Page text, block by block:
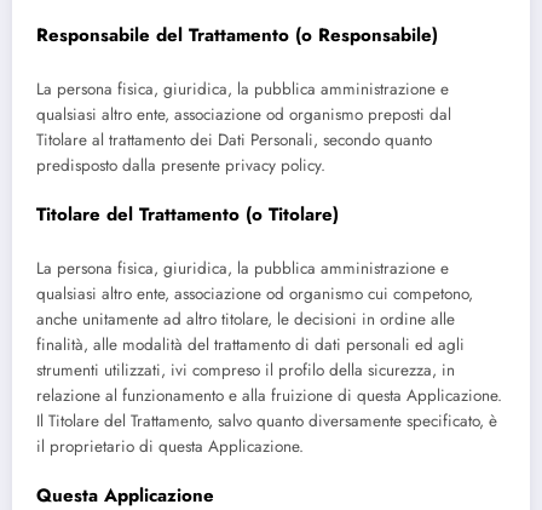
Responsabile del Trattamento (o Responsabile)
La persona fisica, giuridica, la pubblica amministrazione e
qualsiasi altro ente, associazione od organismo preposti dal
Titolare al trattamento dei Dati Personali, secondo quanto
predisposto dalla presente privacy policy.
Titolare del Trattamento (o Titolare)
La persona fisica, giuridica, la pubblica amministrazione e
qualsiasi altro ente, associazione od organismo cui competono,
anche unitamente ad altro titolare, le decisioni in ordine alle
finalità, alle modalità del trattamento di dati personali ed agli
strumenti utilizzati, ivi compreso il profilo della sicurezza, in
relazione al funzionamento e alla fruizione di questa Applicazione.
Il Titolare del Trattamento, salvo quanto diversamente specificato, è
il proprietario di questa Applicazione.
Questa Applicazione